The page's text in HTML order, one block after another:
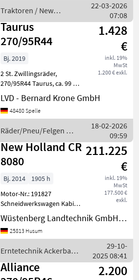
hydraul
Traktoren / New
Holland
22-03-2026
07:08
Taurus
270/95R44
1.428
€
inkl. 19%
MwSt
1.200 € exkl.
Bj. 2019
2 St. Zwillingsräder,
270/95R44 Taurus, ca. 99 %
Profil, 142A8, Distanzring:
200 mm,
Räder/Pneu/Felgen
Räder/Pneu/Felgen
LVD - Bernard Krone GmbH
48480 Spelle
Räder/Pneu/Felgen /
Taurus
18-02-2026
09:59
New Holland CR
8080
211.225
€
inkl. 19%
MwSt
177.500 €
exkl.
Bj. 2014
1905 h
Motor-Nr.: 191827
Schneidwerkswagen Kabine
Klimaanlage Häcksler
Hydrostat Bordinformator
Anhänger-Kupplung
Schneidwerkbreite (mtr): 7,
63 Motor: FPT Cu
Wüstenberg Landtechnik GmbH & Co. KG
25813 Husum
Erntetechnik Ackerbau /
New Holland
29-10-
2025 08:41
Alliance
2.200